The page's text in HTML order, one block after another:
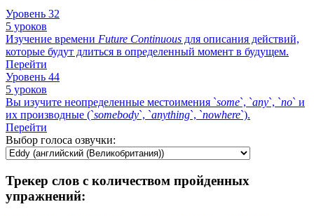
Уровень 32
5 уроков
Изучение времени Future Continuous для описания действий,
которые будут длиться в определенный момент в будущем.
Перейти
Уровень 44
5 уроков
Вы изучите неопределенные местоимения `some`, `any`, `no` и
их производные (`somebody`, `anything`, `nowhere`).
Перейти
Выбор голоса озвучки:
Трекер слов с количеством пройденных
упражнений: